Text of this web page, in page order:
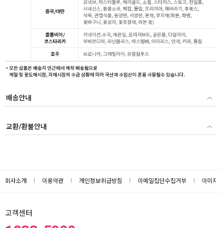
배송안내
교환/환불안내
회사소개 이용약관 개인정보취급방침 이메일집단수집거부 이미지
고객센터